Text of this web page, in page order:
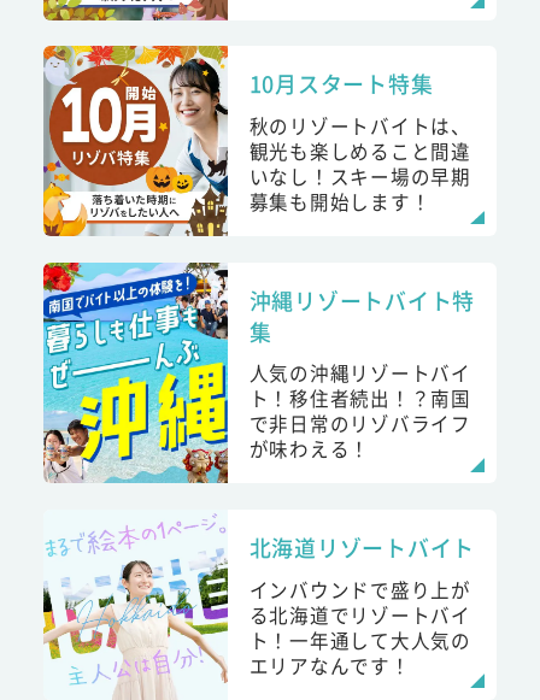
10月スタート特集
秋のリゾートバイトは、
観光も楽しめること間違
いなし！スキー場の早期
募集も開始します！
沖縄リゾートバイト特
集
人気の沖縄リゾートバイ
ト！移住者続出！？南国
で非日常のリゾバライフ
が味わえる！
北海道リゾートバイト
インバウンドで盛り上が
る北海道でリゾートバイ
ト！一年通して大人気の
エリアなんです！